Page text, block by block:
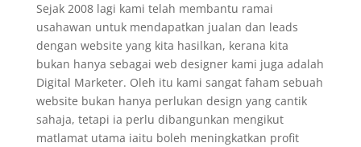
Sejak 2008 lagi kami telah membantu ramai
usahawan untuk mendapatkan jualan dan leads
dengan website yang kita hasilkan, kerana kita
bukan hanya sebagai web designer kami juga adalah
Digital Marketer. Oleh itu kami sangat faham sebuah
website bukan hanya perlukan design yang cantik
sahaja, tetapi ia perlu dibangunkan mengikut
matlamat utama iaitu boleh meningkatkan profit